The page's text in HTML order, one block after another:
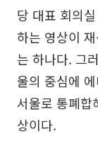
당 대표 회의
하는 영상이
는 하나다. 그
울의 중심에
서울로 통폐합
상이다.